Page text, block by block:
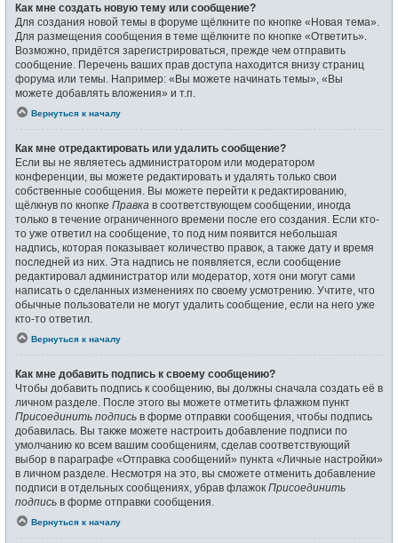
Как мне создать новую тему или сообщение?
Для создания новой темы в форуме щёлкните по кнопке «Новая тема».
Для размещения сообщения в теме щёлкните по кнопке «Ответить».
Возможно, придётся зарегистрироваться, прежде чем отправить
сообщение. Перечень ваших прав доступа находится внизу страниц
форума или темы. Например: «Вы можете начинать темы», «Вы
можете добавлять вложения» и т.п.
Вернуться к началу
Как мне отредактировать или удалить сообщение?
Если вы не являетесь администратором или модератором
конференции, вы можете редактировать и удалять только свои
собственные сообщения. Вы можете перейти к редактированию,
щёлкнув по кнопке Правка в соответствующем сообщении, иногда
только в течение ограниченного времени после его создания. Если кто-
то уже ответил на сообщение, то под ним появится небольшая
надпись, которая показывает количество правок, а также дату и время
последней из них. Эта надпись не появляется, если сообщение
редактировал администратор или модератор, хотя они могут сами
написать о сделанных изменениях по своему усмотрению. Учтите, что
обычные пользователи не могут удалить сообщение, если на него уже
кто-то ответил.
Вернуться к началу
Как мне добавить подпись к своему сообщению?
Чтобы добавить подпись к сообщению, вы должны сначала создать её в
личном разделе. После этого вы можете отметить флажком пункт
Присоединить подпись в форме отправки сообщения, чтобы подпись
добавилась. Вы также можете настроить добавление подписи по
умолчанию ко всем вашим сообщениям, сделав соответствующий
выбор в параграфе «Отправка сообщений» пункта «Личные настройки»
в личном разделе. Несмотря на это, вы сможете отменить добавление
подписи в отдельных сообщениях, убрав флажок Присоединить
подпись в форме отправки сообщения.
Вернуться к началу